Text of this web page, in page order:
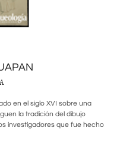
en el siglo XVI sobre una
la tradición del dibujo
investigadores que fue hecho